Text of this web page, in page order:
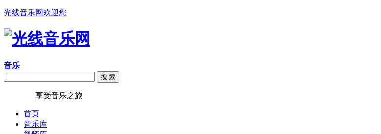
光线音乐网欢迎您
音乐
搜 索
享受音乐之旅
首页
音乐库